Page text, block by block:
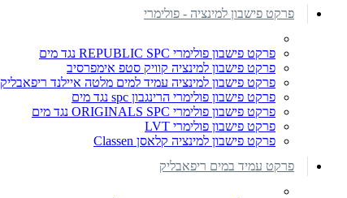
פרקט פישבון למינציה - פולימרי
פרקט פישבון פולימרי REPUBLIC SPC נגד מים
פרקט פישבון למינציה קוויק סטפ אימפרסיב
פרקט פישבון למינציה עמיד למים מלטה איילנד ריפאבליק
פרקט פישבון פולימרי הרינגבון spc נגד מים
פרקט פישבון פולימרי ORIGINALS SPC נגד מים
פרקט פישבון פולימרי LVT
פרקט פישבון למינציה קלאסן Classen
פרקט עמיד במים ריפאבליק